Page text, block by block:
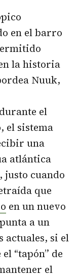
en el barro
la historia
Nuuk,
el
el sistema
una
atlántica
, justo cuando
que
en un nuevo
a un
actuales, si el
“tapón” de
el